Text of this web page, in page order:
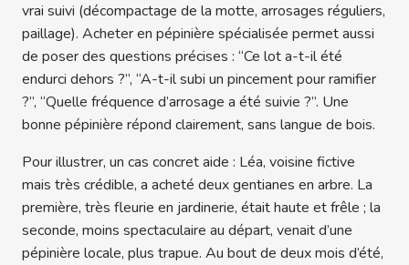
vrai suivi (décompactage de la motte, arrosages réguliers,
paillage). Acheter en pépinière spécialisée permet aussi
de poser des questions précises : “Ce lot a-t-il été
endurci dehors ?”, “A-t-il subi un pincement pour ramifier
?”, “Quelle fréquence d’arrosage a été suivie ?”. Une
bonne pépinière répond clairement, sans langue de bois.
Pour illustrer, un cas concret aide : Léa, voisine fictive
mais très crédible, a acheté deux gentianes en arbre. La
première, très fleurie en jardinerie, était haute et frêle ; la
seconde, moins spectaculaire au départ, venait d’une
pépinière locale, plus trapue. Au bout de deux mois d’été,